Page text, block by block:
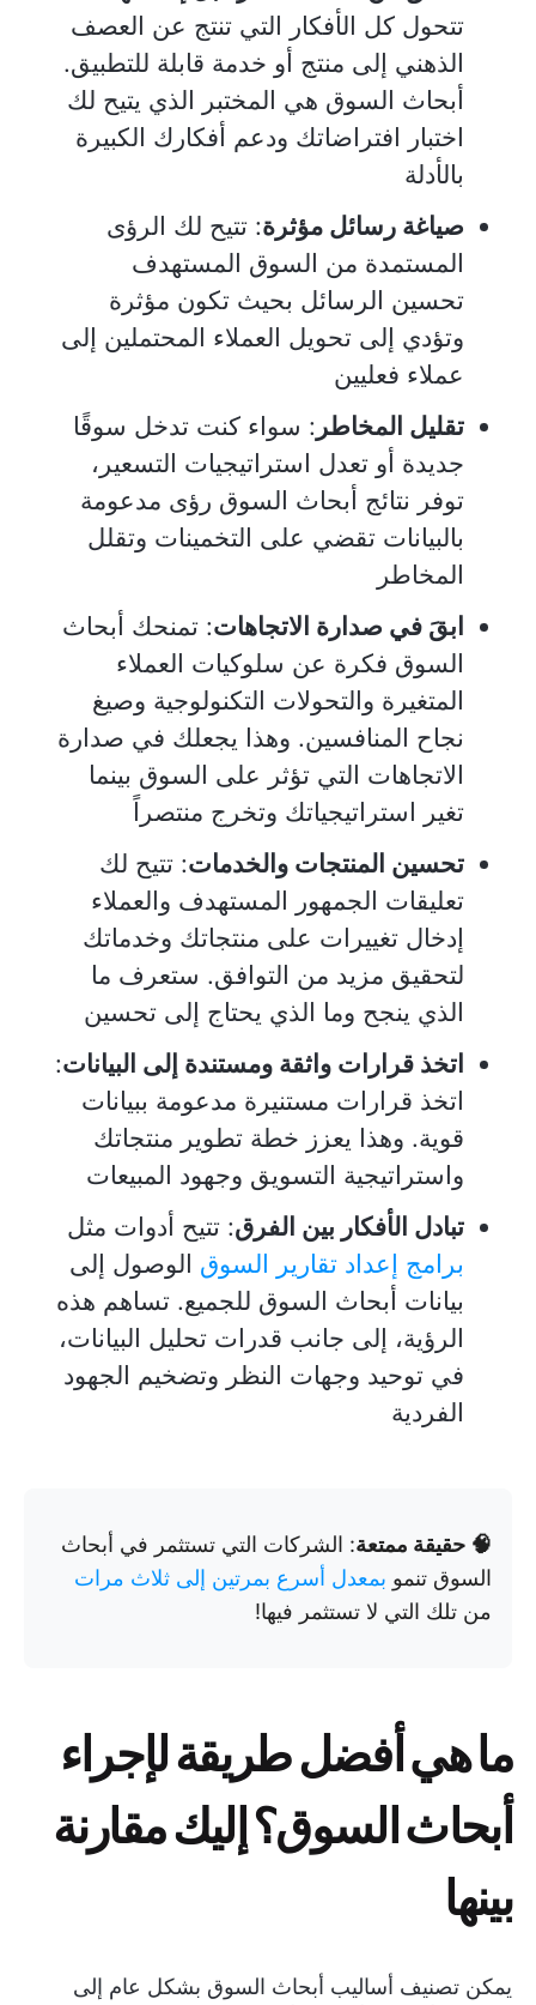
تتحول كل الأفكار التي تنتج عن العصف
الذهني إلى منتج أو خدمة قابلة للتطبيق.
أبحاث السوق هي المختبر الذي يتيح لك
اختبار افتراضاتك ودعم أفكارك الكبيرة
بالأدلة
صياغة رسائل مؤثرة: تتيح لك الرؤى
المستمدة من السوق المستهدف
تحسين الرسائل بحيث تكون مؤثرة
وتؤدي إلى تحويل العملاء المحتملين إلى
عملاء فعليين
تقليل المخاطر : سواء كنت تدخل سوقًا
جديدة أو تعدل استراتيجيات التسعير،
توفر نتائج أبحاث السوق رؤى مدعومة
بالبيانات تقضي على التخمينات وتقلل
المخاطر
ابقَ في صدارة الاتجاهات: تمنحك أبحاث
السوق فكرة عن سلوكيات العملاء
المتغيرة والتحولات التكنولوجية وصيغ
نجاح المنافسين. وهذا يجعلك في صدارة
الاتجاهات التي تؤثر على السوق بينما
تغير استراتيجياتك وتخرج منتصراً
تحسين المنتجات والخدمات: تتيح لك
تعليقات الجمهور المستهدف والعملاء
إدخال تغييرات على منتجاتك وخدماتك
لتحقيق مزيد من التوافق. ستعرف ما
الذي ينجح وما الذي يحتاج إلى تحسين
اتخذ قرارات واثقة ومستندة إلى البيانات:
اتخذ قرارات مستنيرة مدعومة ببيانات
قوية. وهذا يعزز خطة تطوير منتجاتك
واستراتيجية التسويق وجهود المبيعات
تبادل الأفكار بين الفرق: تتيح أدوات مثل
برامج إعداد تقارير السوق الوصول إلى
بيانات أبحاث السوق للجميع. تساهم هذه
الرؤية، إلى جانب قدرات تحليل البيانات،
في توحيد وجهات النظر وتضخيم الجهود
الفردية
🧠 حقيقة ممتعة: الشركات التي تستثمر في أبحاث
السوق تنمو بمعدل أسرع بمرتين إلى ثلاث مرات
من تلك التي لا تستثمر فيها!
ما هي أفضل طريقة لإجراء
أبحاث السوق؟ إليك مقارنة
بينها
يمكن تصنيف أساليب أبحاث السوق بشكل عام إلى